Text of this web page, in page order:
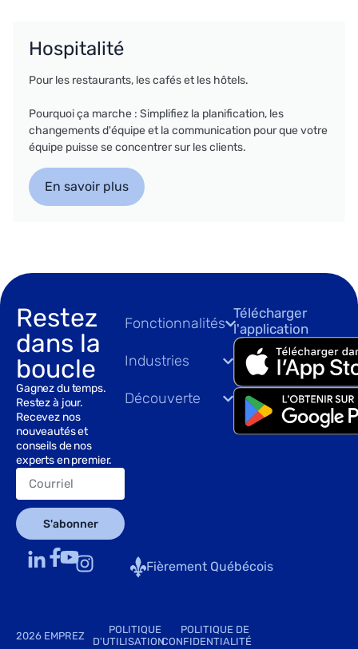
Hospitalité
Pour les restaurants, les cafés et les hôtels.
Pourquoi ça marche : Simplifiez la planification, les
changements d'équipe et la communication pour que votre
équipe puisse se concentrer sur les clients.
En savoir plus
Restez
dans la
boucle
Gagnez du temps.
Restez à jour.
Recevez nos
nouveautés et
conseils de nos
experts en premier.
S'abonner
Fonctionnalités
Industries
Découverte
Télécharger
l'application
Fièrement Québécois
2026 EMPREZ
POLITIQUE
D'UTILISATION
POLITIQUE DE
CONFIDENTIALITÉ